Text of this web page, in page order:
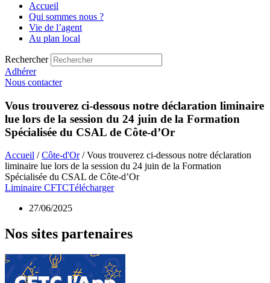
Accueil
Qui sommes nous ?
Vie de l’agent
Au plan local
Rechercher
Adhérer
Nous contacter
Vous trouverez ci-dessous notre déclaration liminaire
lue lors de la session du 24 juin de la Formation
Spécialisée du CSAL de Côte-d’Or
Accueil /Côte-d'Or/ Vous trouverez ci-dessous notre déclaration
liminaire lue lors de la session du 24 juin de la Formation
Spécialisée du CSAL de Côte-d’Or
Liminaire CFTCTélécharger
27/06/2025
Nos sites partenaires